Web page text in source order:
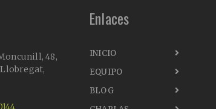
48,
Enlaces
INICIO
EQUIPO
BLOG